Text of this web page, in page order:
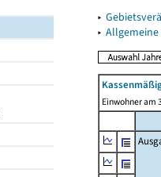
▸
▸
Einwohner am